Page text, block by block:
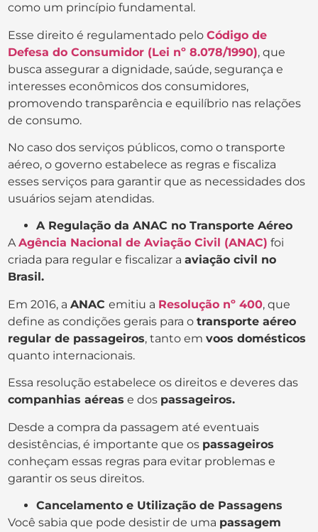
como um princípio fundamental.
Esse direito é regulamentado peloCódigo de
Defesa do Consumidor (Lei nº 8.078/1990), que
busca assegurar a dignidade, saúde, segurança e
interesses econômicos dos consumidores,
promovendo transparência e equilíbrio nas relações
de consumo.
No caso dos serviços públicos, como o transporte
aéreo, o governo estabelece as regras e fiscaliza
esses serviços para garantir que as necessidades dos
usuários sejam atendidas.
A Regulação da ANAC no Transporte Aéreo
A Agência Nacional de Aviação Civil (ANAC) foi
criada para regular e fiscalizar aaviação civil no
Brasil.
Em 2016, aANACemitiu a Resolução nº 400, que
define as condições gerais para otransporte aéreo
regular de passageiros, tanto emvoos domésticos
quanto internacionais.
Essa resolução estabelece os direitos e deveres das
companhias aéreas e dos passageiros.
Desde a compra da passagem até eventuais
desistências, é importante que os passageiros
conheçam essas regras para evitar problemas e
garantir os seus direitos.
Cancelamento e Utilização de Passagens
Você sabia que pode desistir de uma passagem